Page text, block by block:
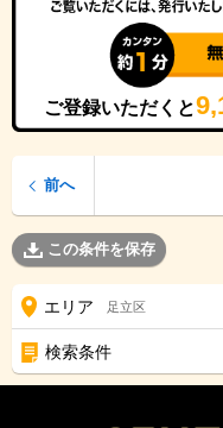
ご登録いただくと
前へ
この条件を保存
エリア 足立区
検索条件